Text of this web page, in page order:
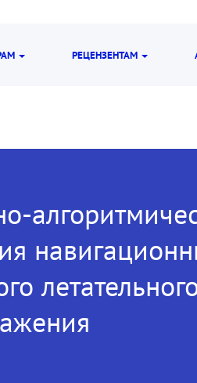
РЕЦЕНЗЕНТАМ